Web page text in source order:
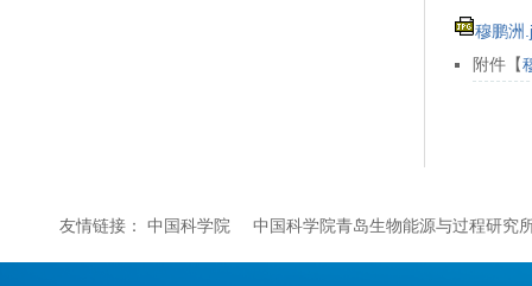
穆鹏洲
附件【
友情链接： 中国科学院 中国科学院青岛生物能源与过程研究